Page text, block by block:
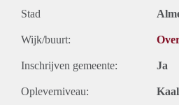
Stad
Wijk/buurt:
Inschrijven gemeente: Ja
Opleverniveau: Kaal